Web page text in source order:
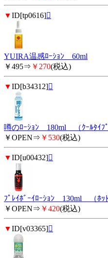
▼ID[tp0616]
YUIRA温感ﾛｰｼｮﾝ 60ml
￥495⇒ ￥270(税込)
▼ID[b34312]
噂のﾛｰｼｮﾝ 180ml （ｸｰﾙﾀｲﾌﾟ
￥OPEN⇒ ￥530(税込)
▼ID[u00432]
ﾌﾟﾚｲﾎﾞｰｲﾛｰｼｮﾝ 130ml （ﾎｯﾄ
￥OPEN⇒ ￥420(税込)
▼ID[v03365]